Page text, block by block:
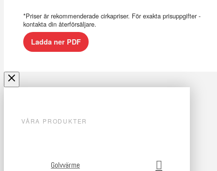
*Priser är rekommenderade cirkapriser. För exakta prisuppgifter -
kontakta din återförsäljare.
Ladda ner PDF
VÅRA PRODUKTER
Golvvärme